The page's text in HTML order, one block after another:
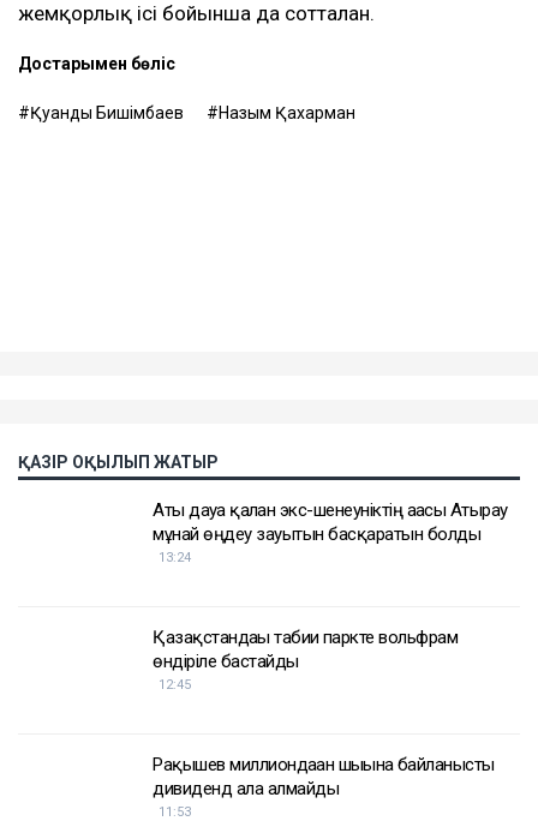
жемқорлық ісі бойынша да сотталған.
Достарыңмен бөліс
Қуандық Бишімбаев Назым Қахарман
ҚАЗІР ОҚЫЛЫП ЖАТЫР
Аты дауға қалған экс-шенеуніктің ағасы Атырау
мұнай өңдеу зауытын басқаратын болды
13:24
Қазақстандағы табиғи паркте вольфрам
өндіріле бастайды
12:45
Рақышев миллиондаған шығынға байланысты
дивиденд ала алмайды
11:53